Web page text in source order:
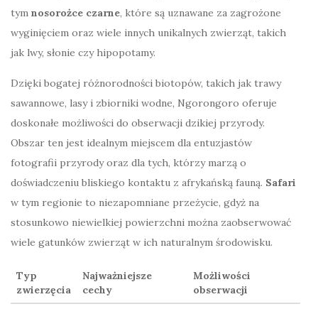
tym nosorożce czarne, które są uznawane za zagrożone
wyginięciem oraz wiele innych unikalnych zwierząt, takich
jak lwy, słonie czy hipopotamy.
Dzięki bogatej różnorodności biotopów, takich jak trawy
sawannowe, lasy i zbiorniki wodne, Ngorongoro oferuje
doskonałe możliwości do obserwacji dzikiej przyrody.
Obszar ten jest idealnym miejscem dla entuzjastów
fotografii przyrody oraz dla tych, którzy marzą o
doświadczeniu bliskiego kontaktu z afrykańską fauną. Safari
w tym regionie to niezapomniane przeżycie, gdyż na
stosunkowo niewielkiej powierzchni można zaobserwować
wiele gatunków zwierząt w ich naturalnym środowisku.
Typ
zwierzęcia
Najważniejsze
cechy
Możliwości
obserwacji